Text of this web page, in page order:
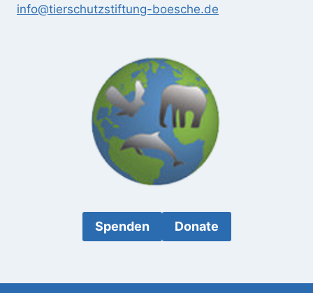
info@tierschutzstiftung-boesche.de
Spenden Donate